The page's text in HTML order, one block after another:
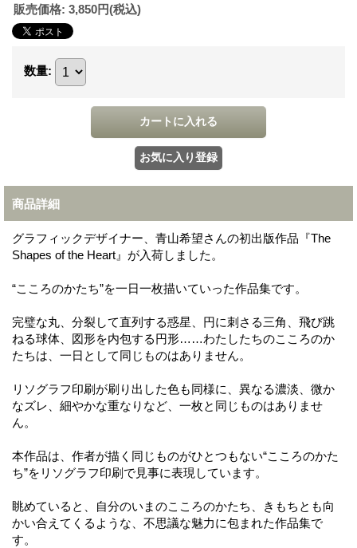
販売価格: 3,850円(税込)
数量:
商品詳細
グラフィックデザイナー、青山希望さんの初出版作品『The
Shapes of the Heart』が入荷しました。
“こころのかたち”を一日一枚描いていった作品集です。
完璧な丸、分裂して直列する惑星、円に刺さる三角、飛び跳
ねる球体、図形を内包する円形……わたしたちのこころのか
たちは、一日として同じものはありません。
リソグラフ印刷が刷り出した色も同様に、異なる濃淡、微か
なズレ、細やかな重なりなど、一枚と同じものはありませ
ん。
本作品は、作者が描く同じものがひとつもない“こころのかた
ち”をリソグラフ印刷で見事に表現しています。
眺めていると、自分のいまのこころのかたち、きもちとも向
かい合えてくるような、不思議な魅力に包まれた作品集で
す。